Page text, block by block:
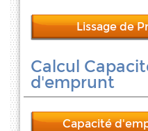
Lissage de
Calcul
d'emprunt
Capacité